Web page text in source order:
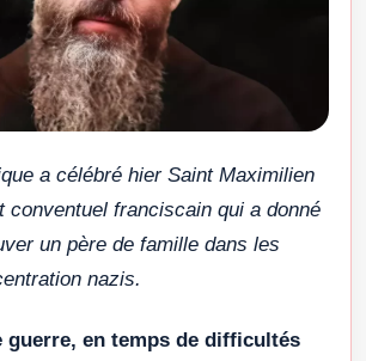
a célébré hier Saint Maximilien
conventuel franciscain qui a donné
un père de famille dans les
nazis.
guerre, en temps de difficultés